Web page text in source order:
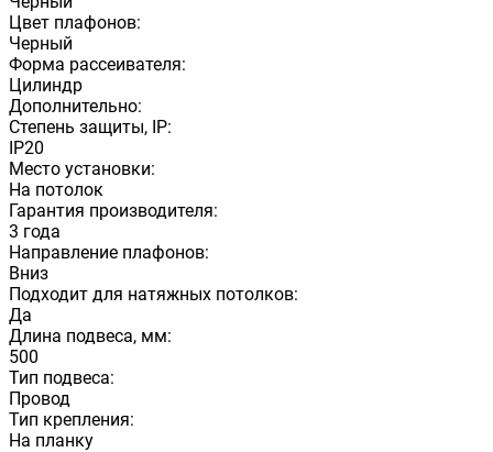
Цвет плафонов:
Черный
Форма рассеивателя:
Цилиндр
Дополнительно:
Степень защиты, IP:
IP20
Место установки:
На потолок
Гарантия производителя:
3 года
Направление плафонов:
Вниз
Подходит для натяжных потолков:
Да
Длина подвеса, мм:
500
Тип подвеса:
Провод
Тип крепления:
На планку